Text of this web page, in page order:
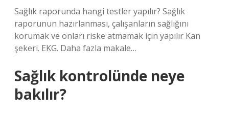
Sağlık raporunda hangi testler yapılır? Sağlık
raporunun hazırlanması, çalışanların sağlığını
korumak ve onları riske atmamak için yapılır Kan
şekeri. EKG. Daha fazla makale…
Sağlık kontrolünde neye
bakılır?